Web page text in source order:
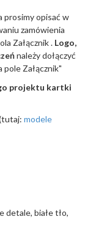
prosimy opisać w
zamówienia
Załącznik . Logo,
należy dołączyć
Załącznik"
projektu kartki
modele
detale, białe tło,